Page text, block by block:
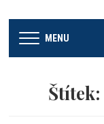
MENU
Štítek: